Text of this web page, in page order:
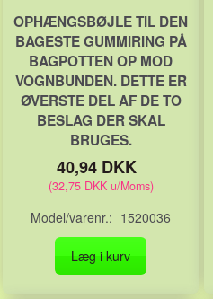
OPHÆNGSBØJLE TIL DEN
BAGESTE GUMMIRING PÅ
BAGPOTTEN OP MOD
VOGNBUNDEN. DETTE ER
ØVERSTE DEL AF DE TO
BESLAG DER SKAL
BRUGES.
40,94 DKK
(32,75 DKKu/Moms)
Model/varenr.: 1520036
Læg i kurv